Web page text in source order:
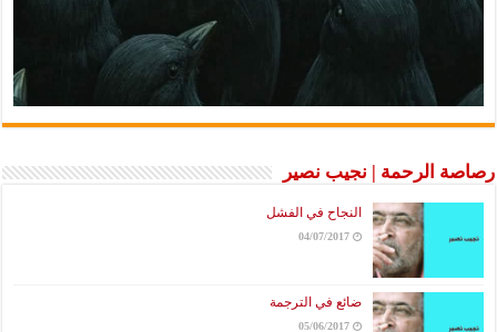
رصاصة الرحمة | نجيب نصير
النجاح في الفشل
04/07/2017
ضائع في الترجمة
05/06/2017